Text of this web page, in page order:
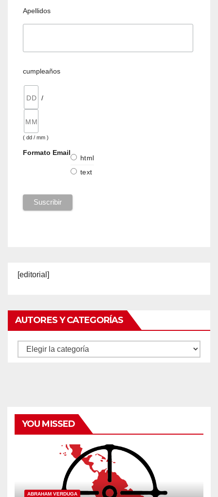
Apellidos
cumpleaños
/
( dd / mm )
Formato Email
html
text
[editorial]
AUTORES Y CATEGORÍAS
Autores
YOU MISSED
ABRAHAM VERDUGA